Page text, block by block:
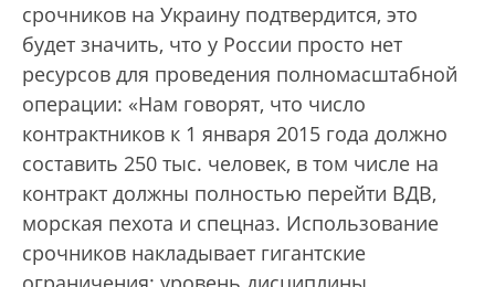
срочников на Украину подтвердится, это
будет значить, что у России просто нет
ресурсов для проведения полномасштабной
операции: «Нам говорят, что число
контрактников к 1 января 2015 года должно
составить 250 тыс. человек, в том числе на
контракт должны полностью перейти ВДВ,
морская пехота и спецназ. Использование
срочников накладывает гигантские